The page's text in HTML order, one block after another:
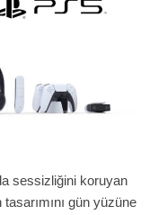
sessizliğini koruyan
gün yüzüne